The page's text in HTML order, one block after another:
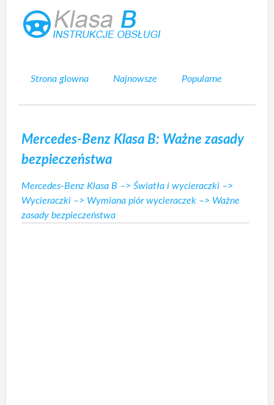
Strona glowna Najnowsze Popularne
Mercedes-Benz Klasa B: Ważne zasady
bezpieczeństwa
Mercedes-Benz Klasa B –> Światła i wycieraczki –>
Wycieraczki –> Wymiana piór wycieraczek –> Ważne
zasady bezpieczeństwa